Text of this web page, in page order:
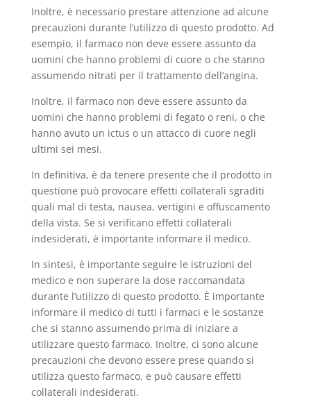
Inoltre, è necessario prestare attenzione ad alcune
precauzioni durante l’utilizzo di questo prodotto. Ad
esempio, il farmaco non deve essere assunto da
uomini che hanno problemi di cuore o che stanno
assumendo nitrati per il trattamento dell’angina.
Inoltre, il farmaco non deve essere assunto da
uomini che hanno problemi di fegato o reni, o che
hanno avuto un ictus o un attacco di cuore negli
ultimi sei mesi.
In definitiva, è da tenere presente che il prodotto in
questione può provocare effetti collaterali sgraditi
quali mal di testa, nausea, vertigini e offuscamento
della vista. Se si verificano effetti collaterali
indesiderati, è importante informare il medico.
In sintesi, è importante seguire le istruzioni del
medico e non superare la dose raccomandata
durante l’utilizzo di questo prodotto. È importante
informare il medico di tutti i farmaci e le sostanze
che si stanno assumendo prima di iniziare a
utilizzare questo farmaco. Inoltre, ci sono alcune
precauzioni che devono essere prese quando si
utilizza questo farmaco, e può causare effetti
collaterali indesiderati.